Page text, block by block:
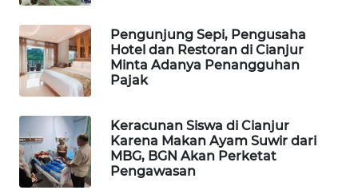
Pengunjung Sepi, Pengusaha
Hotel dan Restoran di Cianjur
Minta Adanya Penangguhan
Pajak
Keracunan Siswa di Cianjur
Karena Makan Ayam Suwir dari
MBG, BGN Akan Perketat
Pengawasan
SIDIKALANG
NEWS
SIBARAGAS
METRO
SIANTAR
NEWS